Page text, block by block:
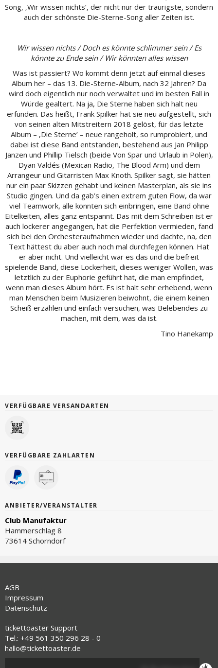
Song, ‚Wir wissen nichts’, der nicht nur der traurigste, sondern
auch der schönste Die-Sterne-Song aller Zeiten ist.
Wir wissen nichts / Doch es könnte schlimmer sein / Es
könnte zu Ende sein / Wir könnten alles wissen
Was ist passiert? Wo kommt denn jetzt auf einmal dieses
Album her – das 13. Die-Sterne-Album, nach 32 Jahren? Da
wird doch eigentlich nur noch verwaltet und im besten Fall in
Würde gealtert. Na ja, Die Sterne haben sich halt neu
erfunden. Das heißt, Frank Spilker hat sie neu aufgestellt, sich
von seinen alten Mitstreitern 2018 gelöst, für das letzte
Album – ‚Die Sterne’ – neue rangeholt, so rumprobiert, und
dabei ist diese Band entstanden, bestehend aus Jan Philipp
Janzen und Phillip Tielsch (beide Von Spar und Urlaub in Polen),
Dyan Valdés (Mexican Radio, The Blood Arm) und dem
Arrangeur und Gitarristen Max Knoth. Spilker sagt, sie hätten
nur ein paar Skizzen gehabt und keinen Masterplan, als sie ins
Studio gingen. Und da gab’s einen extrem guten Flow, da war
viel Teamwork, alle konnten sich einbringen, eine Band ohne
Eitelkeiten, alles ganz entspannt. Das mit dem Schreiben ist er
auch lockerer angegangen, hat die Perfektion vermieden, fand
sich bei den Orchesteraufnahmen wieder und dachte, na, den
Text hättest du aber auch noch mal durchfegen können. Hat
er aber nicht. Und vielleicht war es das und die befreit
spielende Band, diese Lockerheit, dieses weniger Wollen, was
letztlich zu der Euphorie geführt hat, die man empfindet,
wenn man dieses Album hört. Es ist halt sehr erhebend, wenn
man Menschen beim Musizieren beiwohnt, die einem keinen
Scheiß erzählen und einfach versuchen, was Belebendes zu
machen, mit dem, was da ist.
Tino Hanekamp
VERFÜGBARE VERSANDARTEN
VERFÜGBARE ZAHLARTEN
ANBIETER/VERANSTALTER
Club Manufaktur
Hammerschlag 8
73614 Schorndorf
AGB
Impressum
Datenschutz
tickettoaster Support
Tel.: +49 561 350 296 28 - 0
hallo@tickettoaster.de